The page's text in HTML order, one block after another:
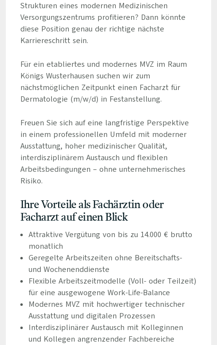
Strukturen eines modernen Medizinischen
Versorgungszentrums profitieren? Dann könnte
diese Position genau der richtige nächste
Karriereschritt sein.
Für ein etabliertes und modernes MVZ im Raum
Königs Wusterhausen suchen wir zum
nächstmöglichen Zeitpunkt einen Facharzt für
Dermatologie (m/w/d) in Festanstellung.
Freuen Sie sich auf eine langfristige Perspektive
in einem professionellen Umfeld mit moderner
Ausstattung, hoher medizinischer Qualität,
interdisziplinärem Austausch und flexiblen
Arbeitsbedingungen – ohne unternehmerisches
Risiko.
Ihre Vorteile als Fachärztin oder
Facharzt auf einen Blick
Attraktive Vergütung von bis zu 14.000 € brutto
monatlich
Geregelte Arbeitszeiten ohne Bereitschafts-
und Wochenenddienste
Flexible Arbeitszeitmodelle (Voll- oder Teilzeit)
für eine ausgewogene Work-Life-Balance
Modernes MVZ mit hochwertiger technischer
Ausstattung und digitalen Prozessen
Interdisziplinärer Austausch mit Kolleginnen
und Kollegen angrenzender Fachbereiche